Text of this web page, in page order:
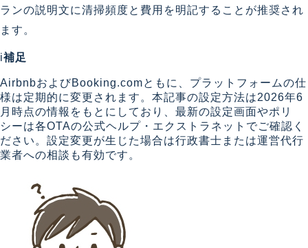
ランの説明文に清掃頻度と費用を明記することが推奨され
ます。
i補足
AirbnbおよびBooking.comともに、プラットフォームの仕
様は定期的に変更されます。本記事の設定方法は2026年6
月時点の情報をもとにしており、最新の設定画面やポリ
シーは各OTAの公式ヘルプ・エクストラネットでご確認く
ださい。設定変更が生じた場合は行政書士または運営代行
業者への相談も有効です。